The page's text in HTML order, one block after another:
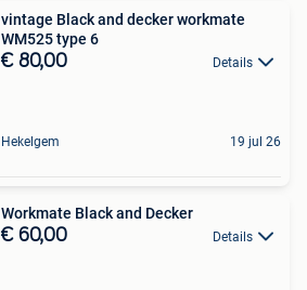
vintage Black and decker workmate
WM525 type 6
€ 80,00 Details
Hekelgem 19 jul 26
Workmate Black and Decker
€ 60,00 Details